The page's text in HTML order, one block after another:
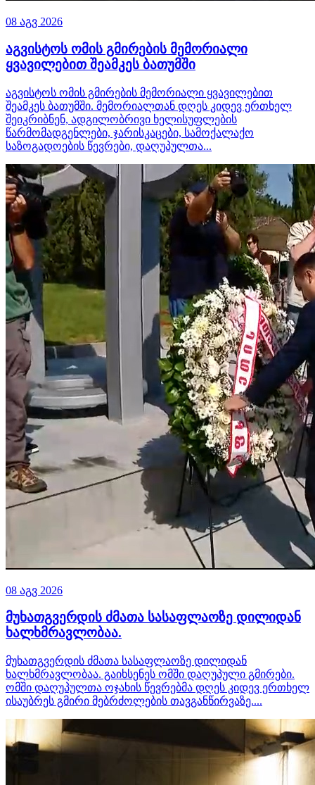
08 აგვ 2026
აგვისტოს ომის გმირების მემორიალი
ყვავილებით შეამკეს ბათუმში
აგვისტოს ომის გმირების მემორიალი ყვავილებით
შეამკეს ბათუმში. მემორიალთან დღეს კიდევ ერთხელ
შეიკრიბნენ, ადგილობრივი ხელისუფლების
წარმომადგენლები, ჯარისკაცები, სამოქალაქო
საზოგადოების წევრები, დაღუპულთა...
08 აგვ 2026
მუხათგვერდის ძმათა სასაფლაოზე დილიდან
ხალხმრავლობაა.
მუხათგვერდის ძმათა სასაფლაოზე დილიდან
ხალხმრავლობაა. გაიხსენეს ომში დაღუპული გმირები.
ომში დაღუპულთა ოჯახის წევრებმა დღეს კიდევ ერთხელ
ისაუბრეს გმირი მებრძოლების თავგანწირვაზე....